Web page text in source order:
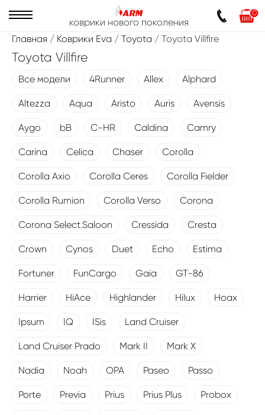
коврики нового поколения
0
Главная / Коврики Eva / Toyota / Toyota Villfire
Toyota Villfire
Все модели 4Runner Allex Alphard
Altezza Aqua Aristo Auris Avensis
Aygo bB C-HR Caldina Camry
Carina Celica Chaser Corolla
Corolla Axio Corolla Ceres Corolla Fielder
Corolla Rumion Corolla Verso Corona
Corona Select.Saloon Cressida Cresta
Crown Cynos Duet Echo Estima
Fortuner FunCargo Gaia GT-86
Harrier HiAce Highlander Hilux Hoax
Ipsum IQ ISis Land Cruiser
Land Cruiser Prado Mark II Mark X
Nadia Noah OPA Paseo Passo
Porte Previa Prius Prius Plus Probox